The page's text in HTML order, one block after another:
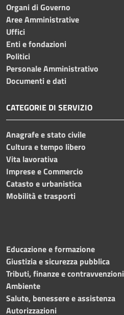
Organi di Governo
Aree Amministrative
Uffici
Enti e fondazioni
Politici
Personale Amministrativo
Documenti e dati
CATEGORIE DI SERVIZIO
Anagrafe e stato civile
Cultura e tempo libero
Vita lavorativa
Imprese e Commercio
Catasto e urbanistica
Mobilità e trasporti
Educazione e formazione
Giustizia e sicurezza pubblica
Tributi, finanze e contravvenzioni
Ambiente
Salute, benessere e assistenza
Autorizzazioni